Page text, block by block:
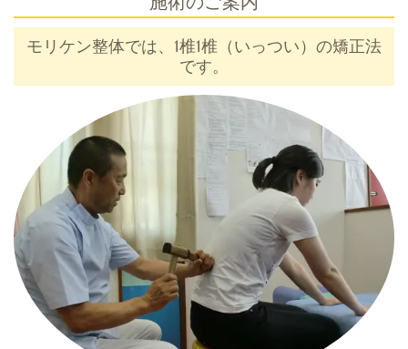
モリケン整体では、1椎1椎（いっつい）の矯正法
です。